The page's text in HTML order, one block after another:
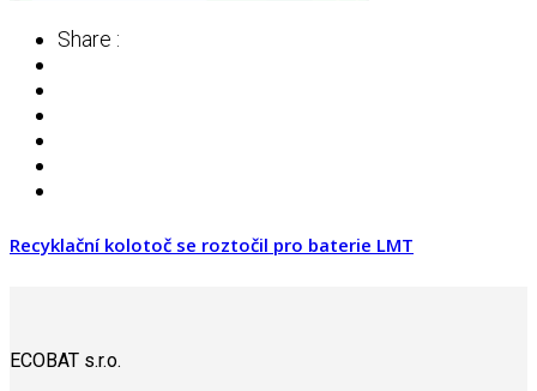
Share :
Recyklační kolotoč se roztočil pro baterie LMT
ECOBAT s.r.o.